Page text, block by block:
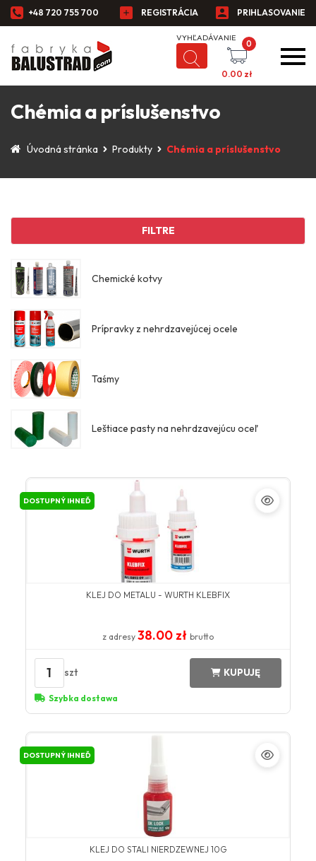
+48 720 755 700 REGISTRÁCIA PRIHLASOVANIE
0
0.00 zł
Chémia a príslušenstvo
Úvodná stránka Produkty Chémia a príslušenstvo
FILTRE
Chemické kotvy
Prípravky z nehrdzavejúcej ocele
Taśmy
Leštiace pasty na nehrdzavejúcu oceľ
DOSTUPNÝ IHNEĎ
KLEJ DO METALU - WURTH KLEBFIX
z adresy 38.00 zł brutto
1 szt KUPUJĘ
Szybka dostawa
DOSTUPNÝ IHNEĎ
KLEJ DO STALI NIERDZEWNEJ 10G